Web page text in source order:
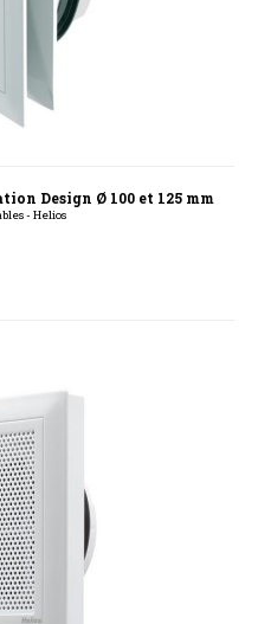
Design Ø 100 et 125 mm
- Helios